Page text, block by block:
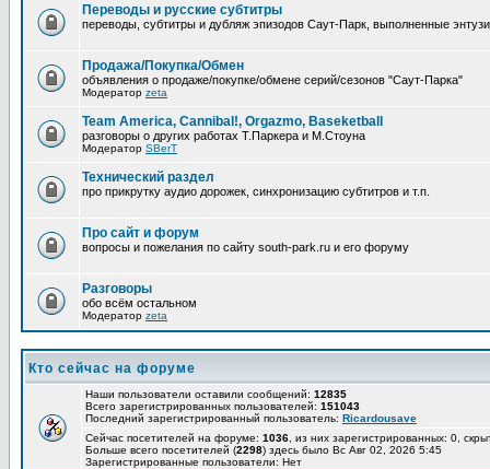
Переводы и русские субтитры
переводы, субтитры и дубляж эпизодов Саут-Парк, выполненные
Продажа/Покупка/Обмен
объявления о продаже/покупке/обмене серий/сезонов "Саут-Парка"
Модератор zeta
Team America, Cannibal!, Orgazmo, Baseketball
разговоры о других работах Т.Паркера и М.Стоуна
Модератор SBerT
Технический раздел
про прикрутку аудио дорожек, синхронизацию субтитров и т.п.
Про сайт и форум
вопросы и пожелания по сайту south-park.ru и его форуму
Pазговоры
обо всём остальном
Модератор zeta
Кто сейчас на форуме
Наши пользователи оставили сообщений: 12835
Всего зарегистрированных пользователей: 151043
Последний зарегистрированный пользователь: Ricardousave
Сейчас посетителей на форуме: 1036 , из них зарегистрированных: 0,
Больше всего посетителей (2298) здесь было Вс Авг 02, 2026 5:45
Зарегистрированные пользователи: Нет